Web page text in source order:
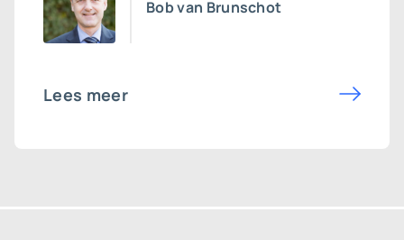
Bob van Brunschot
Lees meer